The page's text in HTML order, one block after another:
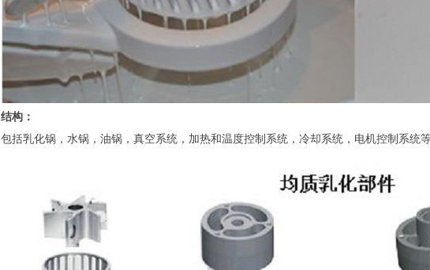
结构：
包括乳化锅，水锅，油锅，真空系统，加热和温度控制系统，冷却系统，电机控制系统